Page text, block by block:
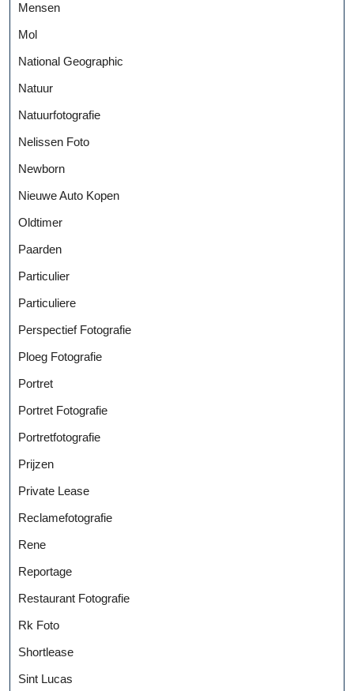
Mensen
Mol
National Geographic
Natuur
Natuurfotografie
Nelissen Foto
Newborn
Nieuwe Auto Kopen
Oldtimer
Paarden
Particulier
Particuliere
Perspectief Fotografie
Ploeg Fotografie
Portret
Portret Fotografie
Portretfotografie
Prijzen
Private Lease
Reclamefotografie
Rene
Reportage
Restaurant Fotografie
Rk Foto
Shortlease
Sint Lucas